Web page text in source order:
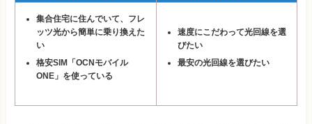
集合住宅に住んでいて、 フレ
ッツ光から簡単に乗り換えた
い
格安SIM「OCNモバイル
ONE」を使っている
速度にこだわって光回線を選
びたい
最安の光回線を選びたい